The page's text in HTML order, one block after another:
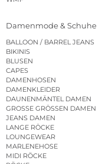
Damenmode & Schuhe
BALLOON / BARREL JEANS
BIKINIS
BLUSEN
CAPES
DAMENHOSEN
DAMENKLEIDER
DAUNENMÄNTEL DAMEN
GROSSE GRÖSSEN DAMEN
JEANS DAMEN
LANGE RÖCKE
LOUNGEWEAR
MARLENEHOSE
MIDI RÖCKE